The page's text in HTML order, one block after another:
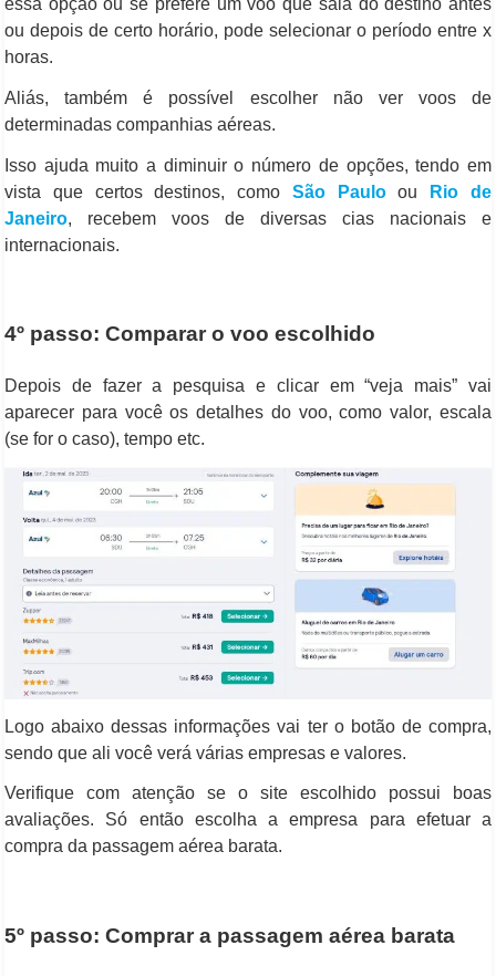
essa opção ou se prefere um voo que saia do destino antes
ou depois de certo horário, pode selecionar o período entre x
horas.
Aliás, também é possível escolher não ver voos de
determinadas companhias aéreas.
Isso ajuda muito a diminuir o número de opções, tendo em
vista que certos destinos, como São Pauloou
Rio de
Janeiro, recebem voos de diversas cias nacionais e
internacionais.
4º passo: Comparar o voo escolhido
Depois de fazer a pesquisa e clicar em “veja mais” vai
aparecer para você os detalhes do voo, como valor, escala
(se for o caso), tempo etc.
Logo abaixo dessas informações vai ter o botão de compra,
sendo que ali você verá várias empresas e valores.
Verifique com atenção se o site escolhido possui boas
avaliações. Só então escolha a empresa para efetuar a
compra da passagem aérea barata.
5º passo: Comprar a passagem aérea barata